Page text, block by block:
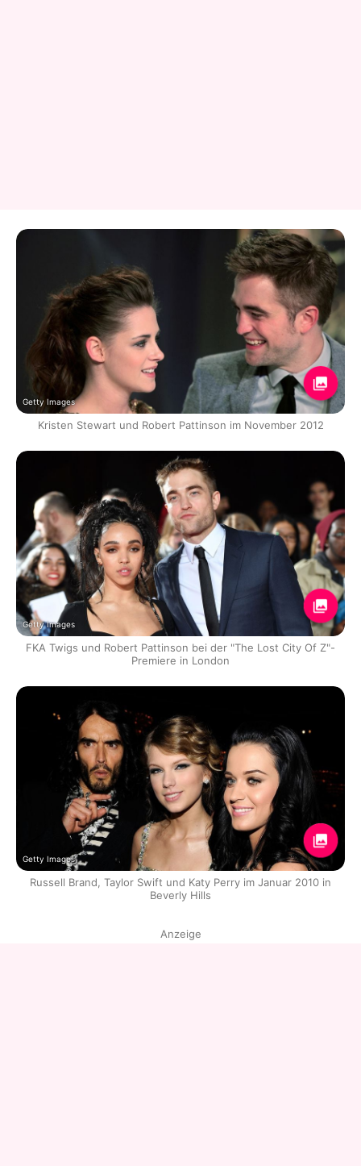
Getty Images
Kristen Stewart und Robert Pattinson im November 2012
Getty Images
FKA Twigs und Robert Pattinson bei der "The Lost City Of Z"-
Premiere in London
Getty Images
Russell Brand, Taylor Swift und Katy Perry im Januar 2010 in
Beverly Hills
Anzeige